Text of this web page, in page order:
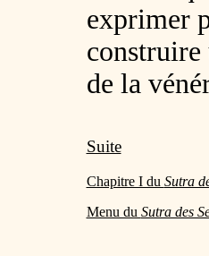
exprimer
construire
de la
Suite
Chapitre I du Sutra
Menu du Sutra des